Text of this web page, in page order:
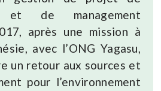
et de management
après une mission à
avec l’ONG Yagasu,
un retour aux sources et
pour l’environnement